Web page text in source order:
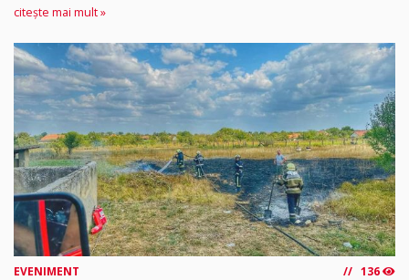
citește mai mult »
EVENIMENT 136